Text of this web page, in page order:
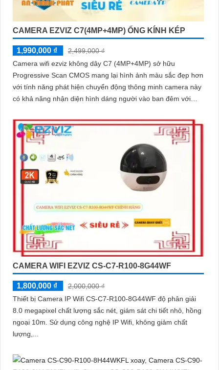
CAMERA EZVIZ C7(4MP+4MP) ỐNG KÍNH KÉP
1,990,000 ₫
2,499,000 ₫
Camera wifi ezviz không dây C7 (4MP+4MP) sở hữu
Progressive Scan CMOS mang lại hình ảnh màu sắc đẹp hơn
với tính năng phát hiện chuyển động thông minh camera này
có khả năng nhận diện hình dáng người vào ban đêm với
đẹp 8.0 MP giúp phân biệt người một cách chính xác công
nghệ xử lý hình ảnh thiếu sáng cùng hồng ngoại Smart IR
ban đêm mang lại chất lượng ảnh rõ nét và sắc sảo
CAMERA WIFI EZVIZ CS-C7-R100-8G44WF
1,800,000 ₫
2,000,000 ₫
Thiết bị Camera IP Wifi CS-C7-R100-8G44WF độ phân giải
8.0 megapixel chất lượng sắc nét, giám sát chi tiết nhỏ, hồng
ngoại 10m. Sử dụng công nghệ IP Wifi, không giảm chất
lượng,...